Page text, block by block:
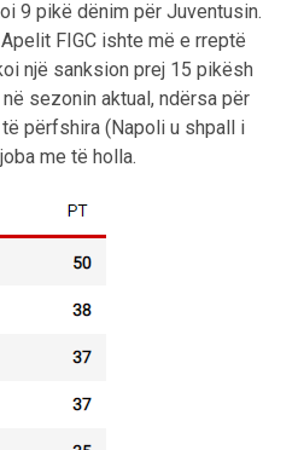
9 pikë dënim për Juventusin.
FIGC ishte më e rreptë
një sanksion prej 15 pikësh
në sezonin aktual, ndërsa për
përfshira (Napoli u shpall i
me të holla.